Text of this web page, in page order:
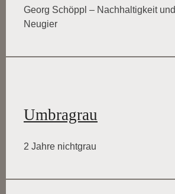
Georg Schöppl – Nachhaltigkeit und
Neugier
Umbragrau
2 Jahre nichtgrau